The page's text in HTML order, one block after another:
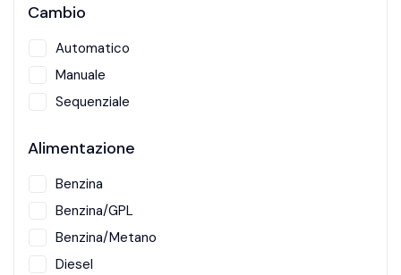
Cambio
Automatico
Manuale
Sequenziale
Alimentazione
Benzina
Benzina/GPL
Benzina/Metano
Diesel